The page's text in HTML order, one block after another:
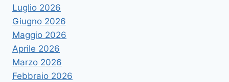
Luglio 2026
Giugno 2026
Maggio 2026
Aprile 2026
Marzo 2026
Febbraio 2026